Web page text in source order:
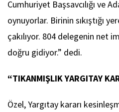
Cumhuriyet Başsavcılığı ve
oynuyorlar. Birinin sıkıştığı
çakılıyor. 804 delegenin net
doğru gidiyor.” dedi.
“TIKANMIŞLIK YARGITAY
Özel, Yargıtay kararı